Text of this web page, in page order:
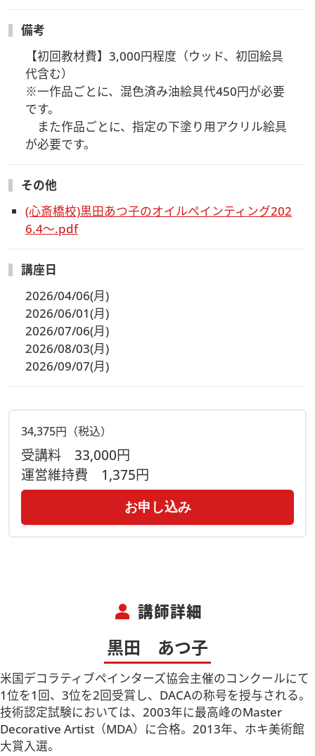
備考
【初回教材費】3,000円程度（ウッド、初回絵具
代含む）
※一作品ごとに、混色済み油絵具代450円が必要
です。
また作品ごとに、指定の下塗り用アクリル絵具
が必要です。
その他
(心斎橋校)黒田あつ子のオイルペインティング202
6.4～.pdf
講座日
2026/04/06(月)
2026/06/01(月)
2026/07/06(月)
2026/08/03(月)
2026/09/07(月)
34,375円（税込）
受講料 33,000円
運営維持費 1,375円
お申し込み
person 講師詳細
黒田 あつ子
米国デコラティブペインターズ協会主催のコンクールにて
1位を1回、3位を2回受賞し、DACAの称号を授与される。
技術認定試験においては、2003年に最高峰のMaster
Decorative Artist（MDA）に合格。2013年、ホキ美術館
大賞入選。